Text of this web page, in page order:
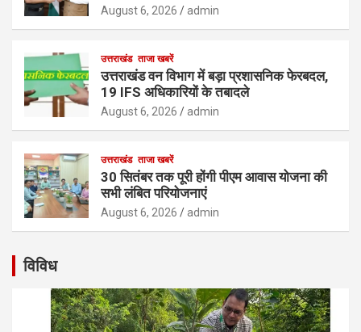
August 6, 2026 admin
उत्तराखंड ताजा खबरें
उत्तराखंड वन विभाग में बड़ा प्रशासनिक फेरबदल,
19 IFS अधिकारियों के तबादले
August 6, 2026 admin
उत्तराखंड ताजा खबरें
30 सितंबर तक पूरी होंगी पीएम आवास योजना की
सभी लंबित परियोजनाएं
August 6, 2026 admin
विविध